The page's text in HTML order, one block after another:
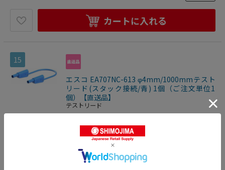
カートに入れる
15
エスコ EA707NC-613 φ4mm/1000mmテスト
リード(スタック接続/青) 1個（ご注文単位1
個）【直送品】
テストリード
1,000V(CATⅢ)600V(CATⅡ)●定格電流…32A●プラグ材質…
金●ケーブル材質…PVC●フレキシブルなケーブルの両端に
絶縁スリーブが付いたスタック接続可能なφ4mmの
MULTILAMプラグ付きテストリード。●※プラグとソケット
の両方がMULTILAMの場合は接続できません。●MULTILAM
4518340000308
物流資材・工場資材>
計測器 >